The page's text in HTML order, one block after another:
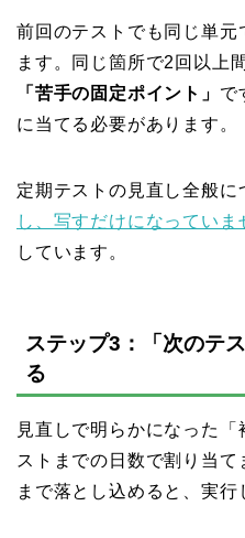
前回のテストでも同じ単元
ます。同じ箇所で2回以上
「苦手の固定ポイント」 で
に当てる必要があります。
定期テストの見直し全般に
し、写すだけになっていま
しています。
ステップ3：「次のテ
る
見直しで明らかになった
ストまでの日数で割り当
まで落とし込めると、実行